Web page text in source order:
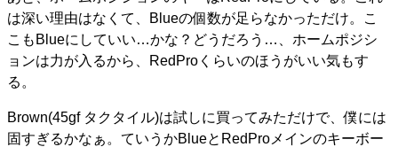
は深い理由はなくて、Blueの個数が足らなかっただけ。こ
こもBlueにしていい…かな？どうだろう…、ホームポジシ
ョンは力が入るから、RedProくらいのほうがいい気もす
る。
Brown(45gf タクタイル)は試しに買ってみただけで、僕には
固すぎるかなぁ。ていうかBlueとRedProメインのキーボー